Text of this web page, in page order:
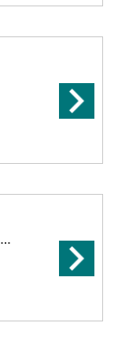
Sapiens spa – agenzia per il lavoro - filiale di pergine